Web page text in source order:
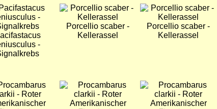
-
Bild
Porcellio scaber -
Kellerassel
Bild
Porcellio scaber -
Kellerassel
Bild Bild